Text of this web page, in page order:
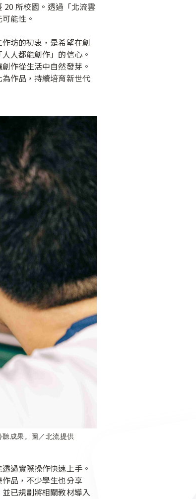
20 所校園。透過「北流雲
能性。
坊的初衷，是希望在創
人都能創作」的信心。
作從生活中自然發芽。
作品，持續培育新世代
成果。圖／北流提供
過實際操作快速上手。
品，不少學生也分享
已規劃將相關教材導入